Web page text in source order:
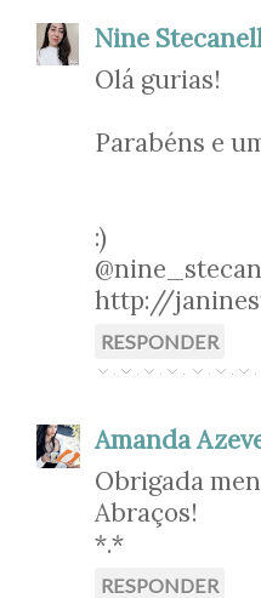
Nine
Olá gurias!
Parabéns e
:)
http://
RESPONDER
Amanda
Obrigada
Abraços!
*.*
RESPONDER